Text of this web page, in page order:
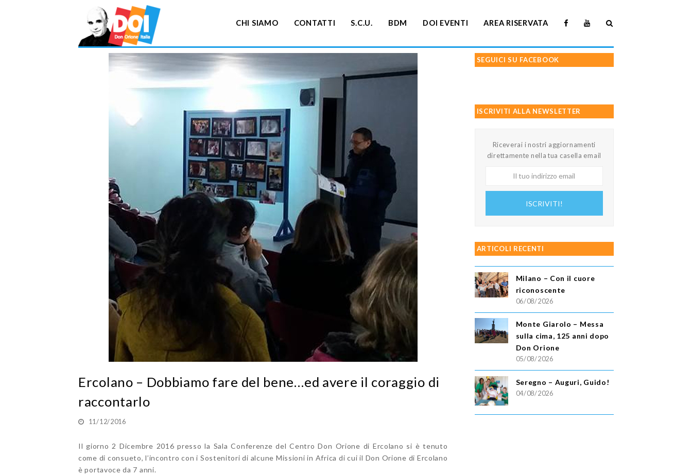
CHI SIAMO CONTATTI S.C.U. BDM DOI EVENTI AREA RISERVATA
Ercolano – Dobbiamo fare del bene…ed avere il coraggio di
raccontarlo
11/12/2016
Il giorno 2 Dicembre 2016 presso la Sala Conferenze del Centro Don Orione di Ercolano si è tenuto
come di consueto, l’incontro con i Sostenitori di alcune Missioni in Africa di cui il Don Orione di Ercolano
è portavoce da 7 anni.
SEGUICI SU FACEBOOK
ISCRIVITI ALLA NEWSLETTER
Riceverai i nostri aggiornamenti
direttamente nella tua casella email
ISCRIVITI!
ARTICOLI RECENTI
Milano – Con il cuore
riconoscente
06/08/2026
Monte Giarolo – Messa
sulla cima, 125 anni dopo
Don Orione
05/08/2026
Seregno – Auguri, Guido!
04/08/2026